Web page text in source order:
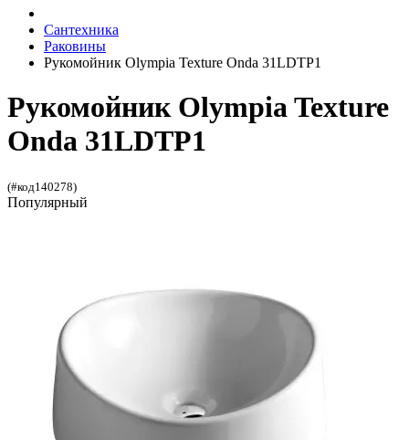
Сантехника
Раковины
Рукомойник Olympia Texture Onda 31LDTP1
Рукомойник Olympia Texture
Onda 31LDTP1
(#код140278)
Популярный